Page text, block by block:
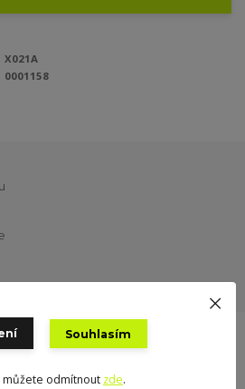
X021A
0001158
Souhlasím
můžete odmítnout zde.